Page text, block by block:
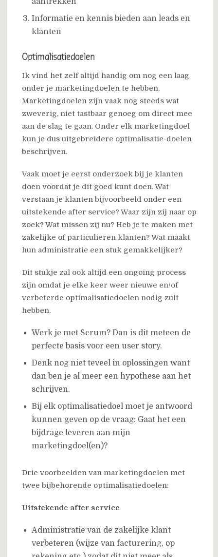
Informatie en kennis bieden aan leads en
klanten
Optimalisatiedoelen
Ik vind het zelf altijd handig om nog een laag
onder je marketingdoelen te hebben.
Marketingdoelen zijn vaak nog steeds wat
zweverig, niet tastbaar genoeg om direct mee
aan de slag te gaan. Onder elk marketingdoel
kun je dus uitgebreidere optimalisatie-doelen
beschrijven.
Vaak moet je eerst onderzoek bij je klanten
doen voordat je dit goed kunt doen. Wat
verstaan je klanten bijvoorbeeld onder een
uitstekende after service? Waar zijn zij naar op
zoek? Wat missen zij nu? Heb je te maken met
zakelijke of particulieren klanten? Wat maakt
hun administratie een stuk gemakkelijker?
Dit stukje zal ook altijd een ongoing process
zijn omdat je elke keer weer nieuwe en/of
verbeterde optimalisatiedoelen nodig zult
hebben.
Werk je met Scrum? Dan is dit meteen de
perfecte basis voor een user story.
Denk nog niet teveel in oplossingen want
dan ben je al meer een hypothese aan het
schrijven.
Bij elk optimalisatiedoel moet je antwoord
kunnen geven op de vraag: Gaat het een
bijdrage leveren aan mijn
marketingdoel(en)?
Drie voorbeelden van marketingdoelen met
twee bijbehorende optimalisatiedoelen:
Uitstekende after service
Administratie van de zakelijke klant
verbeteren (wijze van facturering, op